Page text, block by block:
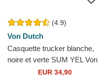
(4.9)
Von Dutch
Casquette trucker blanche,
noire et verte SUM YEL Von
EUR 34,90